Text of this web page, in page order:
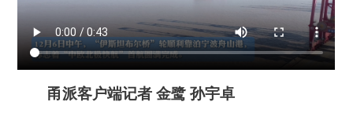
甬派客户端记者 金鹭 孙宇卓